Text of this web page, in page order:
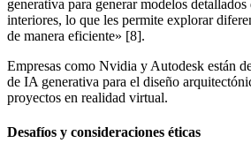
generativa para generar modelos
interiores, lo que les permite explorar
de manera eficiente» [8].
Empresas como Nvidia y Autodesk están
de IA generativa para el diseño
proyectos en realidad virtual.
Desafíos y consideraciones éticas